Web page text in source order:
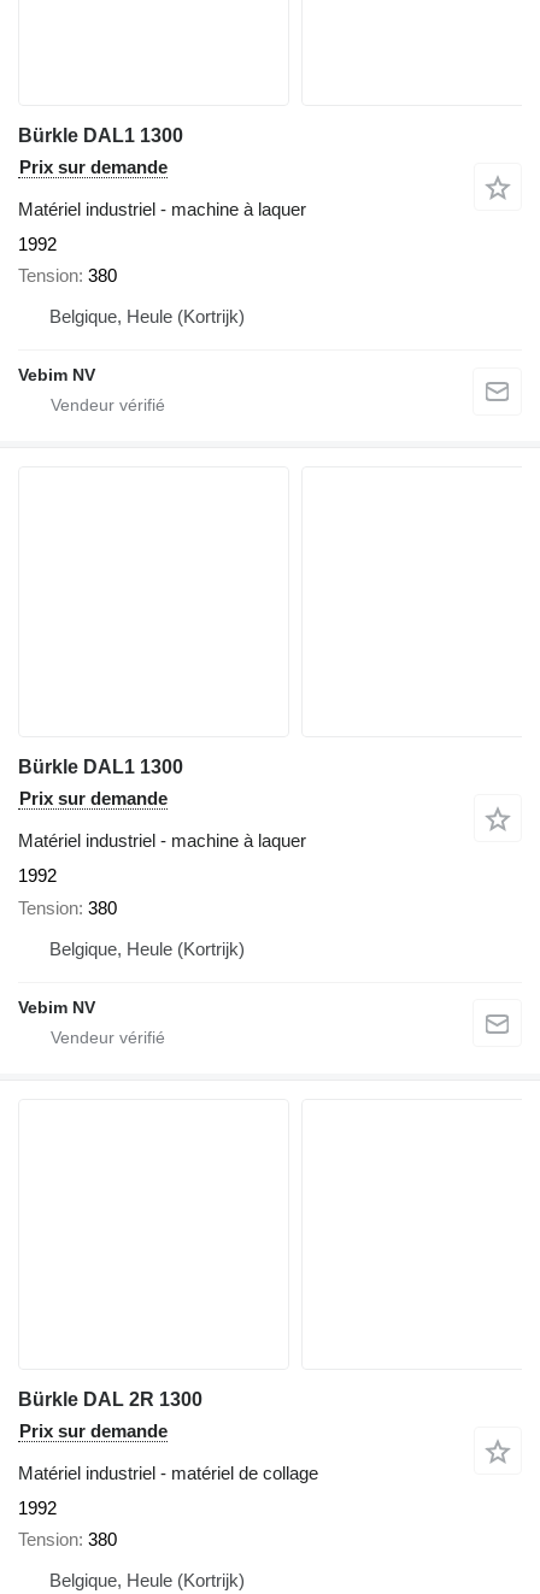
Bürkle DAL1 1300
Prix sur demande
Matériel industriel - machine à laquer
1992
Tension 380
Belgique, Heule (Kortrijk)
Vebim NV
Bürkle DAL1 1300
Prix sur demande
Matériel industriel - machine à laquer
1992
Tension 380
Belgique, Heule (Kortrijk)
Vebim NV
Bürkle DAL 2R 1300
Prix sur demande
Matériel industriel - matériel de collage
1992
Tension 380
Belgique, Heule (Kortrijk)